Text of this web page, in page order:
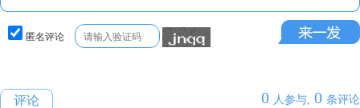
4、吃麦当劳的灰小椰真的是大型灾难现场！拿到手拍照刚
拍两张照片就开始疯狂融化，根本来不及吃！真的要特别小
匿名评论
评论 0 人参与, 0 条评论